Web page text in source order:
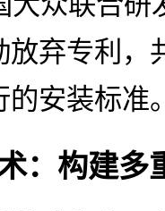
放弃专利，
的安装标准
：构建多